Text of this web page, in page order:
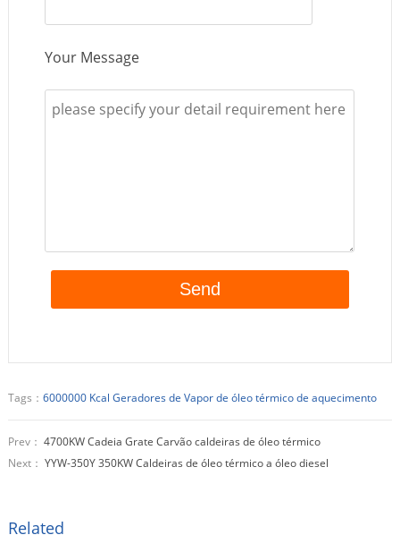
Your Message
Tags： 6000000 Kcal Geradores de Vapor de óleo térmico de aquecimento
Prev： 4700KW Cadeia Grate Carvão caldeiras de óleo térmico
Next： YYW-350Y 350KW Caldeiras de óleo térmico a óleo diesel
Related